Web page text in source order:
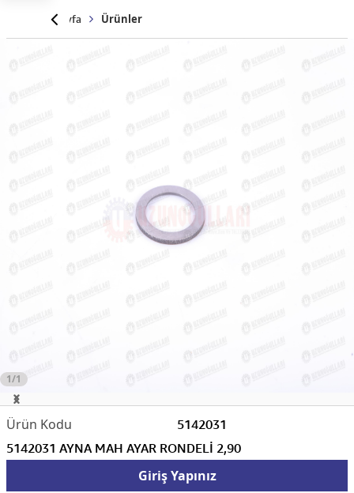
Anasayfa Ürünler
1/1
5142031
5142031 AYNA MAH AYAR RONDELİ 2,90
Giriş Yapınız